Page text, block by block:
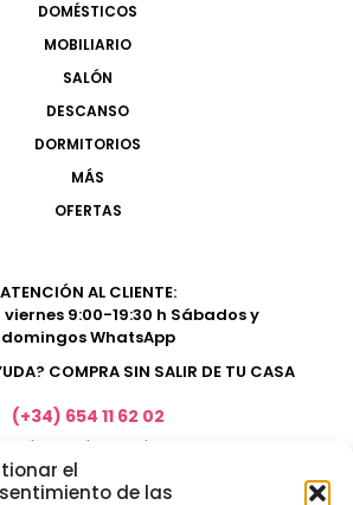
el
de las
DOMÉSTICOS
MOBILIARIO
SALÓN
DESCANSO
DORMITORIOS
MÁS
OFERTAS
ATENCIÓN AL CLIENTE:
viernes 9:00-19:30 h Sábados y
domingos WhatsApp
COMPRA SIN SALIR DE TU CASA
(+34) 654 11 62 02